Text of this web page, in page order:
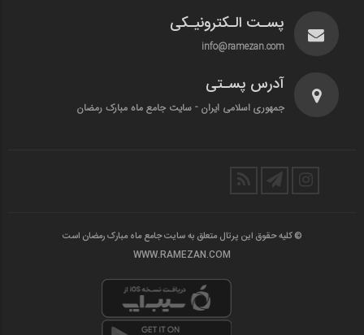
پسـت الـکترونیـکی
info@ramezan.com
آدرس پسـتی
جمهوری اسلامی ایران - سایت جامع ماه مبارک رمضان
© کلیه حقوق این پرتال متعلق به سایت جامع ماه مبارک رمضان است
WWW.RAMEZAN.COM